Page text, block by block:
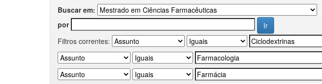
Buscar em:
por
Filtros correntes: